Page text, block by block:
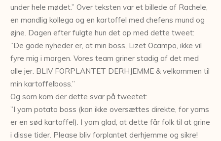
under hele mødet.” Over teksten var et billede af Rachele,
en mandlig kollega og en kartoffel med chefens mund og
øjne. Dagen efter fulgte hun det op med dette tweet:
”De gode nyheder er, at min boss, Lizet Ocampo, ikke vil
fyre mig i morgen. Vores team griner stadig af det med
alle jer. BLIV FORPLANTET DERHJEMME & velkommen til
min kartoffelboss.”
Og som kom der dette svar på tweetet:
”I yam potato boss (kan ikke oversættes direkte, for yams
er en sød kartoffel). I yam glad, at dette får folk til at grine
i disse tider. Please bliv forplantet derhjemme og sikre!